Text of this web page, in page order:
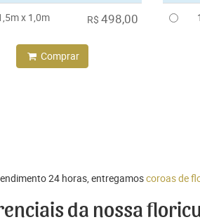
x 1,0m R$ 498,00
Comprar
24 horas, entregamoscoroas de
da nossa